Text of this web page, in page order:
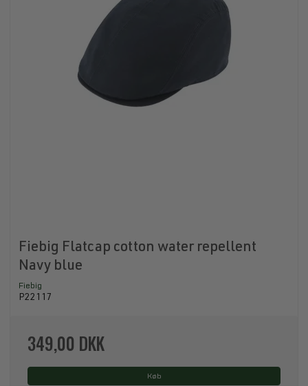
Fiebig Flatcap cotton water repellent
Navy blue
Fiebig
P22117
349,00 DKK
Køb